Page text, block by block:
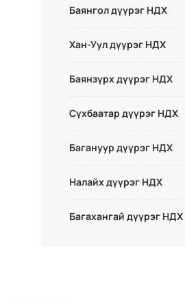
Баянгол дүүрэг НДХ
Хан-Уул дүүрэг НДХ
Баянзүрх дүүрэг НДХ
Сүхбаатар дүүрэг НДХ
Багануур дүүрэг НДХ
Налайх дүүрэг НДХ
Багахангай дүүрэг НДХ